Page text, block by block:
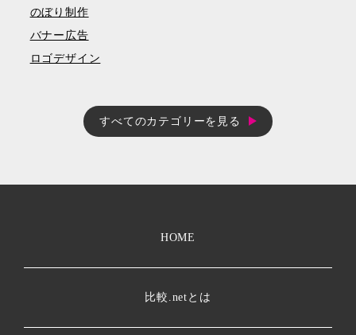
のぼり制作
バナー広告
ロゴデザイン
すべてのカテゴリーを見る
HOME
比較.netとは